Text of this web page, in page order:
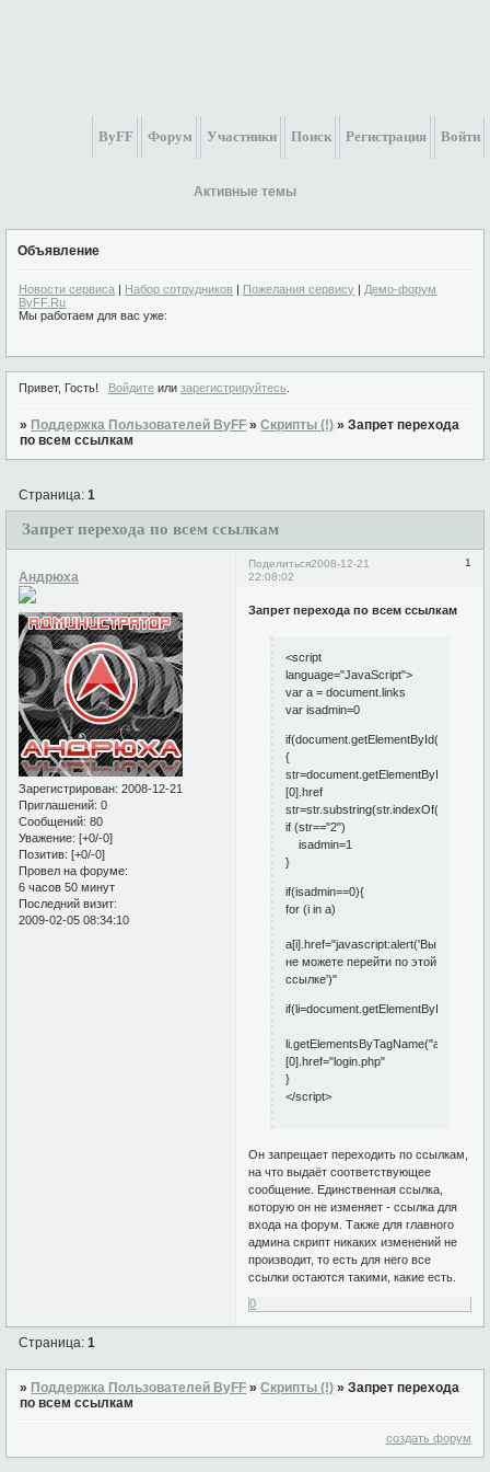
ByFF Форум Участники Поиск Регистрация Войти
Активные темы
Объявление
Новости сервиса | Набор сотрудников | Пожелания сервису | Демо-форум
ByFF.Ru
Мы работаем для вас уже:
Привет, Гость! Войдитеили зарегистрируйтесь
» Поддержка Пользователей ByFF »Скрипты (!) »Запрет перехода
по всем ссылкам
Запрет перехода по всем ссылкам
Страница:1
Поделиться 1
2008-12-21
22:08:02
Андрюха
Зарегистрирован: 2008-12-21
Приглашений: 0
Сообщений: 80
Уважение: [+0/-0]
Позитив: [+0/-0]
Провел на форуме:
6 часов 50 минут
Последний визит:
2009-02-05 08:34:10
Запрет перехода по всем ссылкам
<script
language="JavaScript">
var a = document.links
var isadmin=0
{
[0].href
str=str.substring(str.indexOf("=")+1)
if (str=="2")
isadmin=1
}
if(isadmin==0){
for (i in a)
a[i].href="javascript:alert('Вы
не можете перейти по этой
ссылке')"
li.getElementsByTagName("a")
[0].href="login.php"
}
</script>
Он запрещает переходить по ссылкам,
на что выдаёт соответствующее
сообщение. Единственная ссылка,
которую он не изменяет - ссылка для
входа на форум. Также для главного
админа скрипт никаких изменений не
производит, то есть для него все
ссылки остаются такими, какие есть.
0
Страница:1
» Поддержка Пользователей ByFF »Скрипты (!) »Запрет перехода
по всем ссылкам
создать форум